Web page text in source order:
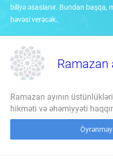
biliyə əsaslanır. Bundan başqa,
həvəsi verəcək.
Ramazan
Ramazan ayının
hikməti və əhəmiyyəti